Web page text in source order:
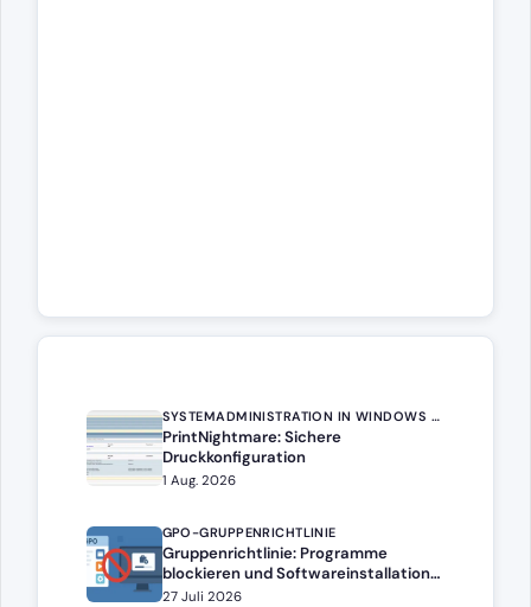
SYSTEMADMINISTRATION IN WINDOWS SERVER
PrintNightmare: Sichere
Druckkonfiguration
1 Aug. 2026
GPO-GRUPPENRICHTLINIE
Gruppenrichtlinie: Programme
blockieren und Softwareinstallation
verhindern – Softwarebeschränkung
27 Juli 2026